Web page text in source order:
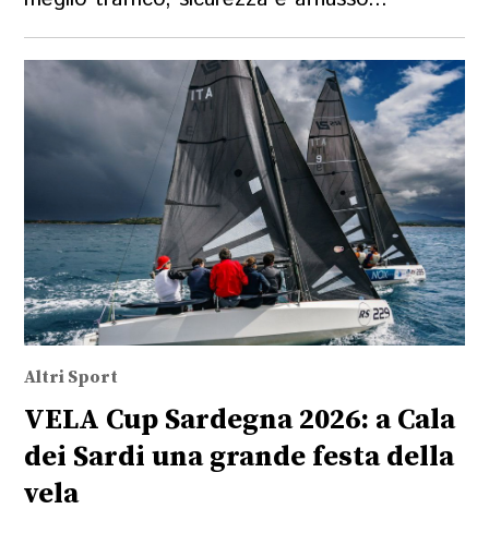
Altri Sport
VELA Cup Sardegna 2026: a Cala
dei Sardi una grande festa della
vela